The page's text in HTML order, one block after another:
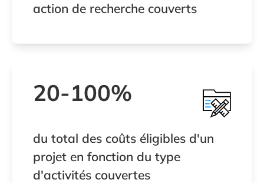
action de recherche couverts
20-100%
du total des coûts éligibles d'un
projet en fonction du type
d'activités couvertes